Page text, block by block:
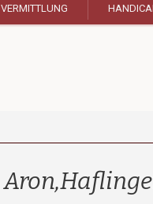
VERMITTLUNG